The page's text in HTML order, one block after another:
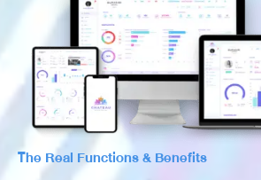
The Real Functions & Benefits